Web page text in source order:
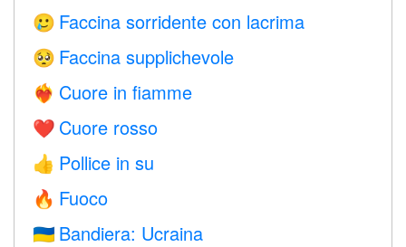
🥲 Faccina sorridente con lacrima
🥺 Faccina supplichevole
❤️‍🔥 Cuore in fiamme
❤️ Cuore rosso
👍 Pollice in su
🔥 Fuoco
🇺🇦 Bandiera: Ucraina